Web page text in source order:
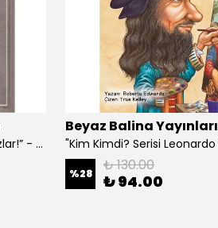
“Çoklar Vardır Ki Hayca Annamazlar!” - Gazanfer İbar
Beyaz Balina Yayınları
%28 ₺ 130.00
₺ 94.00